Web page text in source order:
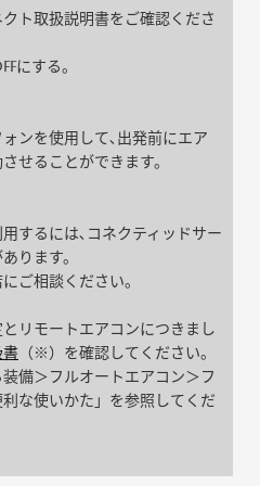
ト取扱説明書をご確認くださ
にする。
ンを使⽤して､出発前にエア
せることができます。
するには､コネクティッドサー
ります。
ご相談ください。
リモートエアコンにつきまし
書 （※）を確認してください。
備＞フルオートエアコン＞フ
な使いかた」を参照してくだ